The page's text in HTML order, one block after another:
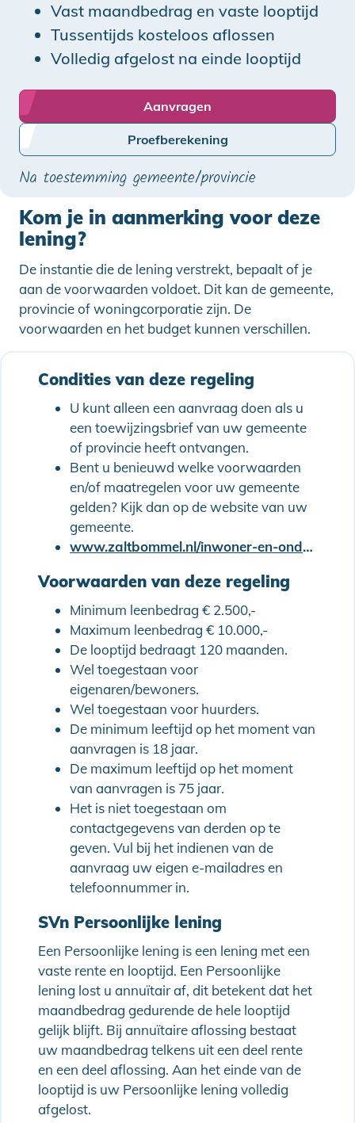
Vast maandbedrag en vaste looptijd
Tussentijds kosteloos aflossen
Volledig afgelost na einde looptijd
Aanvragen
Proefberekening
Na toestemming gemeente/provincie
Kom je in aanmerking voor deze
lening?
De instantie die de lening verstrekt, bepaalt of je
aan de voorwaarden voldoet. Dit kan de gemeente,
provincie of woningcorporatie zijn. De
voorwaarden en het budget kunnen verschillen.
Condities van deze regeling
U kunt alleen een aanvraag doen als u
een toewijzingsbrief van uw gemeente
of provincie heeft ontvangen.
Bent u benieuwd welke voorwaarden
en/of maatregelen voor uw gemeente
gelden? Kijk dan op de website van uw
gemeente.
www.zaltbommel.nl/inwoner-en-ondernemer/hulp-en-ondersteuning/gezondheid-en-welzijn/blijverslening-voor-woningaanpassing
Voorwaarden van deze regeling
Minimum leenbedrag € 2.500,-
Maximum leenbedrag € 10.000,-
De looptijd bedraagt 120 maanden.
Wel toegestaan voor
eigenaren/bewoners.
Wel toegestaan voor huurders.
De minimum leeftijd op het moment van
aanvragen is 18 jaar.
De maximum leeftijd op het moment
van aanvragen is 75 jaar.
Het is niet toegestaan om
contactgegevens van derden op te
geven. Vul bij het indienen van de
aanvraag uw eigen e-mailadres en
telefoonnummer in.
SVn Persoonlijke lening
Een Persoonlijke lening is een lening met een
vaste rente en looptijd. Een Persoonlijke
lening lost u annuïtair af, dit betekent dat het
maandbedrag gedurende de hele looptijd
gelijk blijft. Bij annuïtaire aflossing bestaat
uw maandbedrag telkens uit een deel rente
en een deel aflossing. Aan het einde van de
looptijd is uw Persoonlijke lening volledig
afgelost.